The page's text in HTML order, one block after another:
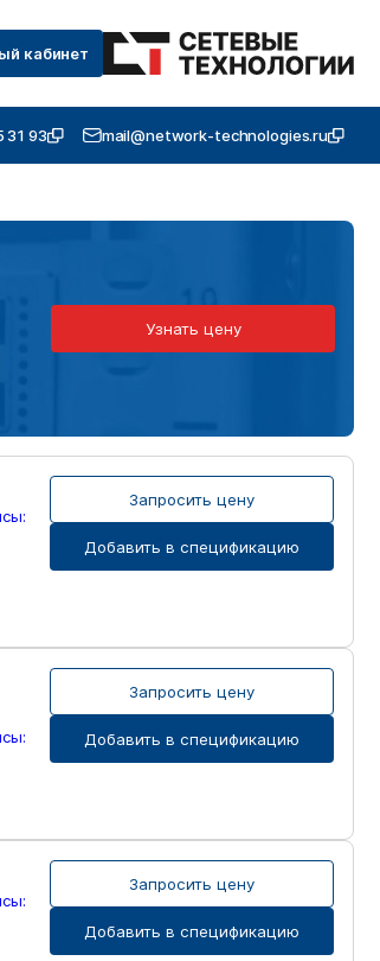
кабинет
31 93 mail@network-technologies.ru
Узнать цену
Запросить цену
Добавить в спецификацию
Запросить цену
Добавить в спецификацию
Запросить цену
Добавить в спецификацию